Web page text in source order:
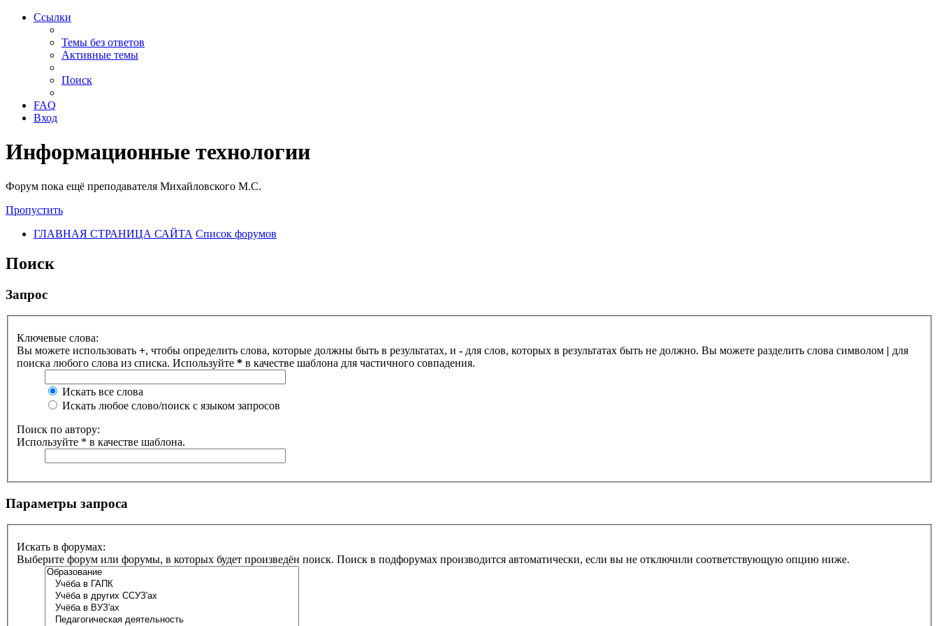
Ссылки
Темы без ответов
Активные темы
Поиск
FAQ
Вход
Информационные технологии
Форум пока ещё преподавателя Михайловского М.С.
Пропустить
ГЛАВНАЯ СТРАНИЦА САЙТА Список форумов
Поиск
Запрос
Ключевые слова:
Вы можете использовать +, чтобы определить слова, которые должны быть в результатах, и - для слов, которых в результатах быть не должно. Вы можете разделить слова символом | для
поиска любого слова из списка. Используйте * в качестве шаблона для частичного совпадения.
Искать все слова
Искать любое слово/поиск с языком запросов
Поиск по автору:
Используйте * в качестве шаблона.
Параметры запроса
Искать в форумах:
Выберите форум или форумы, в которых будет произведён поиск. Поиск в подфорумах производится автоматически, если вы не отключили соответствующую опцию ниже.